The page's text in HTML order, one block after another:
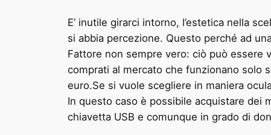
E’ inutile girarci intorno, l’estetica nella
si abbia percezione. Questo perché ad
Fattore non sempre vero: ciò può essere
comprati al mercato che funzionano solo
euro.Se si vuole scegliere in maniera
In questo caso è possibile acquistare dei
chiavetta USB e comunque in grado di